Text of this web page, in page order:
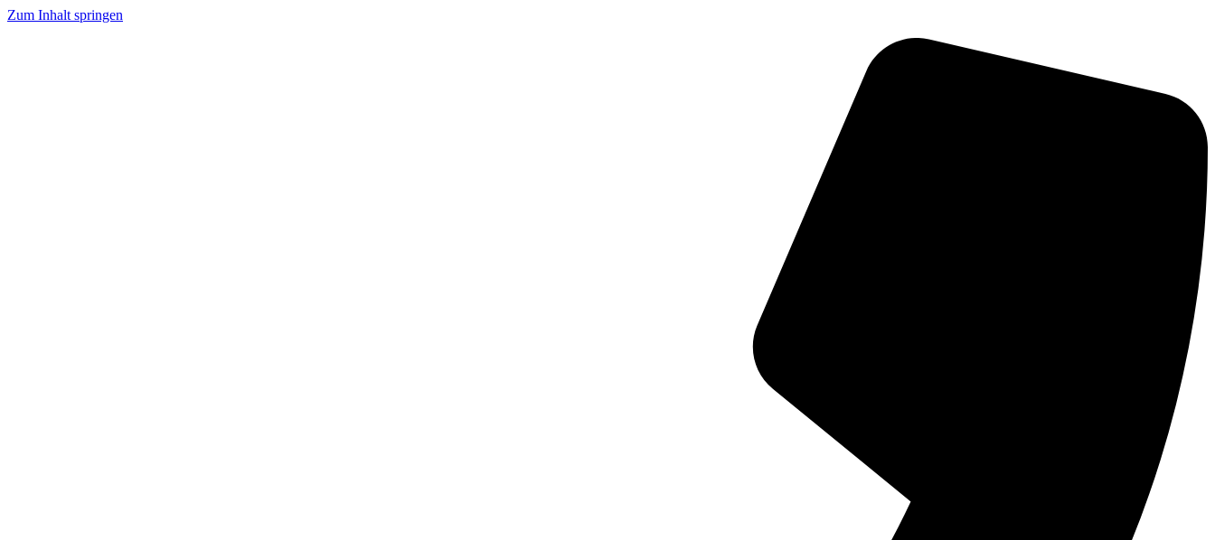
Zum Inhalt springen